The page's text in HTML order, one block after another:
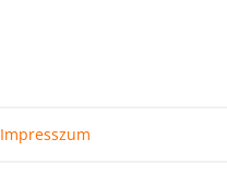
Impresszum